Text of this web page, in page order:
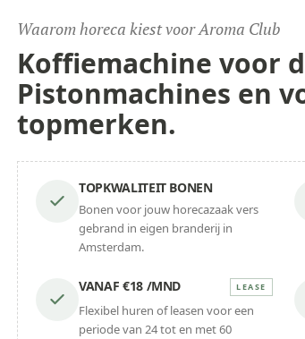
Waarom horeca kiest voor Aroma Club
Koffiemachine voor
Pistonmachines en
topmerken.
TOPKWALITEIT BONEN
Bonen voor jouw horecazaak vers
gebrand in eigen branderij in
Amsterdam.
VANAF €18 /MND LEASE
Flexibel huren of leasen voor een
periode van 24 tot en met 60